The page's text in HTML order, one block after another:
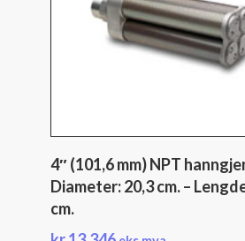
4″ (101,6 mm) NPT
Diameter: 20,3 cm. –
cm.